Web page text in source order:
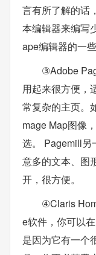
言有所了解的话
本编辑器来编写
ape编辑器的一些
③Adobe
用起来很方便，
常复杂的主页。
mage Map图像
选。 Pagemill另
意多的文本、图
开，很方便。
④Claris
e软件，你可以
是因为它有一个